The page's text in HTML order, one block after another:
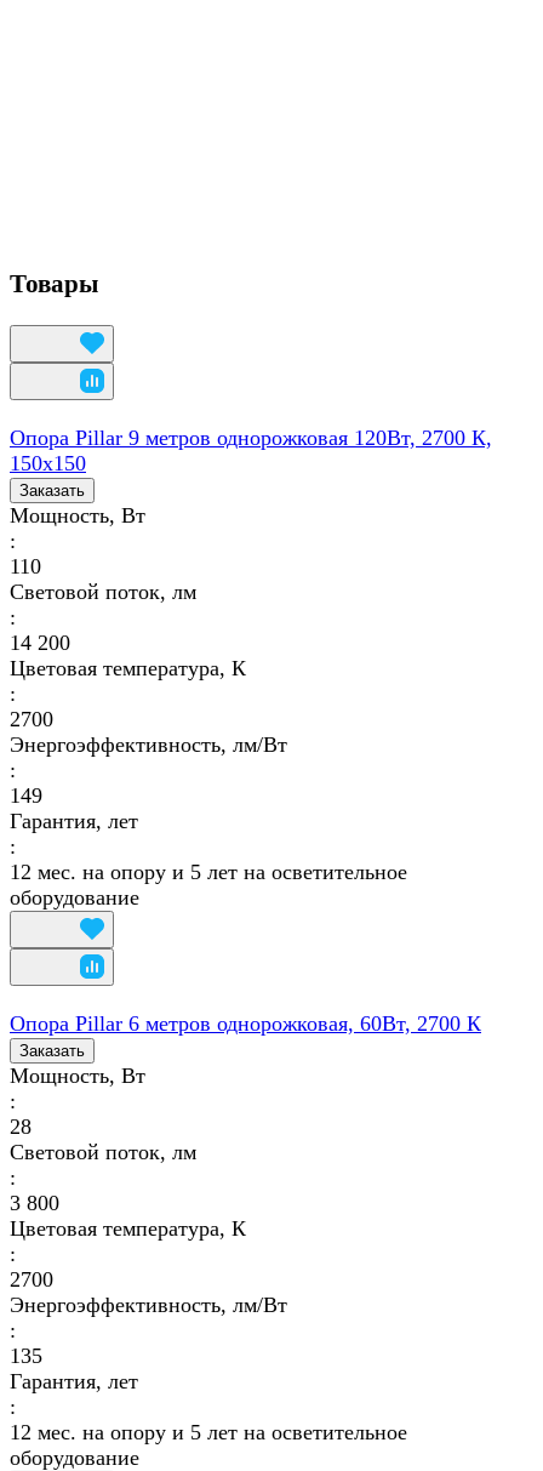
Товары
Опора Pillar 9 метров однорожковая 120Вт, 2700 К,
150х150
Заказать
Мощность, Вт
:
110
Световой поток, лм
:
14 200
Цветовая температура, К
:
2700
Энергоэффективность, лм/Вт
:
149
Гарантия, лет
:
12 мес. на опору и 5 лет на осветительное
оборудование
Опора Pillar 6 метров однорожковая, 60Вт, 2700 К
Заказать
Мощность, Вт
:
28
Световой поток, лм
:
3 800
Цветовая температура, К
:
2700
Энергоэффективность, лм/Вт
:
135
Гарантия, лет
:
12 мес. на опору и 5 лет на осветительное
оборудование